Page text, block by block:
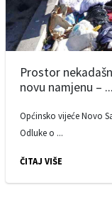
Prostor
novu namjenu – ...
Općinsko vijeće Novo
Odluke o ...
ČITAJ VIŠE